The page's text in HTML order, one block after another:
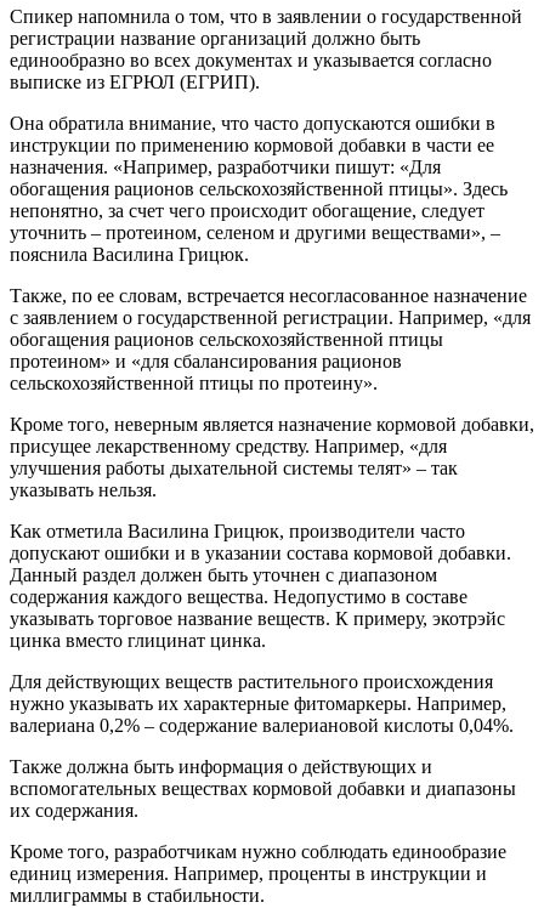
Спикер напомнила о том, что в заявлении о государственной
регистрации название организаций должно быть
единообразно во всех документах и указывается согласно
выписке из ЕГРЮЛ (ЕГРИП).
Она обратила внимание, что часто допускаются ошибки в
инструкции по применению кормовой добавки в части ее
назначения. «Например, разработчики пишут: «Для
обогащения рационов сельскохозяйственной птицы». Здесь
непонятно, за счет чего происходит обогащение, следует
уточнить – протеином, селеном и другими веществами», –
пояснила Василина Грицюк.
Также, по ее словам, встречается несогласованное назначение
с заявлением о государственной регистрации. Например, «для
обогащения рационов сельскохозяйственной птицы
протеином» и «для сбалансирования рационов
сельскохозяйственной птицы по протеину».
Кроме того, неверным является назначение кормовой добавки,
присущее лекарственному средству. Например, «для
улучшения работы дыхательной системы телят» – так
указывать нельзя.
Как отметила Василина Грицюк, производители часто
допускают ошибки и в указании состава кормовой добавки.
Данный раздел должен быть уточнен с диапазоном
содержания каждого вещества. Недопустимо в составе
указывать торговое название веществ. К примеру, экотрэйс
цинка вместо глицинат цинка.
Для действующих веществ растительного происхождения
нужно указывать их характерные фитомаркеры. Например,
валериана 0,2% – содержание валериановой кислоты 0,04%.
Также должна быть информация о действующих и
вспомогательных веществах кормовой добавки и диапазоны
их содержания.
Кроме того, разработчикам нужно соблюдать единообразие
единиц измерения. Например, проценты в инструкции и
миллиграммы в стабильности.